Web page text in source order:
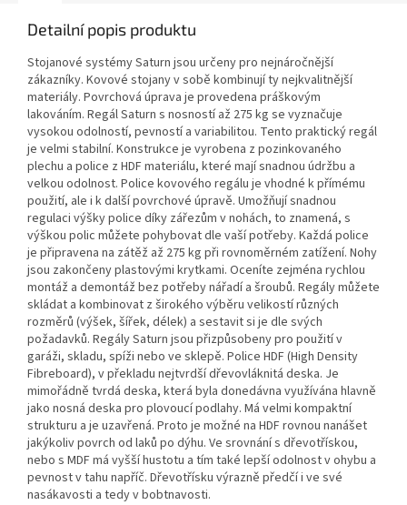
Detailní popis produktu
Stojanové systémy Saturn jsou určeny pro nejnáročnější
zákazníky. Kovové stojany v sobě kombinují ty nejkvalitnější
materiály. Povrchová úprava je provedena práškovým
lakováním. Regál Saturn s nosností až 275 kg se vyznačuje
vysokou odolností, pevností a variabilitou. Tento praktický regál
je velmi stabilní. Konstrukce je vyrobena z pozinkovaného
plechu a police z HDF materiálu, které mají snadnou údržbu a
velkou odolnost. Police kovového regálu je vhodné k přímému
použití, ale i k další povrchové úpravě. Umožňují snadnou
regulaci výšky police díky zářezům v nohách, to znamená, s
výškou polic můžete pohybovat dle vaší potřeby. Každá police
je připravena na zátěž až 275 kg při rovnoměrném zatížení. Nohy
jsou zakončeny plastovými krytkami. Oceníte zejména rychlou
montáž a demontáž bez potřeby nářadí a šroubů. Regály můžete
skládat a kombinovat z širokého výběru velikostí různých
rozměrů (výšek, šířek, délek) a sestavit si je dle svých
požadavků. Regály Saturn jsou přizpůsobeny pro použití v
garáži, skladu, spíži nebo ve sklepě. Police HDF (High Density
Fibreboard), v překladu nejtvrdší dřevovláknitá deska. Je
mimořádně tvrdá deska, která byla donedávna využívána hlavně
jako nosná deska pro plovoucí podlahy. Má velmi kompaktní
strukturu a je uzavřená. Proto je možné na HDF rovnou nanášet
jakýkoliv povrch od laků po dýhu. Ve srovnání s dřevotřískou,
nebo s MDF má vyšší hustotu a tím také lepší odolnost v ohybu a
pevnost v tahu napříč. Dřevotřísku výrazně předčí i ve své
nasákavosti a tedy v bobtnavosti.